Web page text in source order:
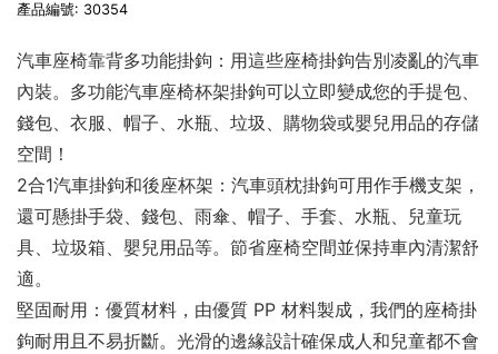
產品編號: 30354
汽車座椅靠背多功能掛鉤：用這些座椅掛鉤告別凌亂的汽車
內裝。多功能汽車座椅杯架掛鉤可以立即變成您的手提包、
錢包、衣服、帽子、水瓶、垃圾、購物袋或嬰兒用品的存儲
空間！
2合1汽車掛鉤和後座杯架：汽車頭枕掛鉤可用作手機支架，
還可懸掛手袋、錢包、雨傘、帽子、手套、水瓶、兒童玩
具、垃圾箱、嬰兒用品等。節省座椅空間並保持車內清潔舒
適。
堅固耐用：優質材料，由優質 PP 材料製成，我們的座椅掛
鉤耐用且不易折斷。光滑的邊緣設計確保成人和兒童都不會